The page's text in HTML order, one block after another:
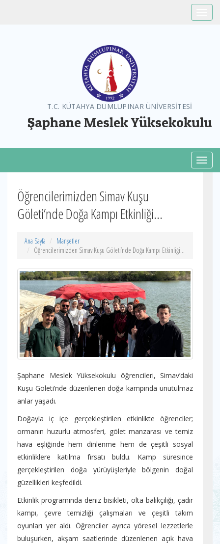
T.C. KÜTAHYA DUMLUPINAR ÜNİVERSİTESİ
Şaphane Meslek Yüksekokulu
Öğrencilerimizden Simav Kuşu
Göleti’nde Doğa Kampı Etkinliği...
Ana Sayfa
Manşetler
Öğrencilerimizden Simav Kuşu Göleti’nde Doğa Kampı Etkinliği...
Şaphane Meslek Yüksekokulu öğrencileri, Simav’daki
Kuşu Göleti’nde düzenlenen doğa kampında unutulmaz
anlar yaşadı.
Doğayla iç içe gerçekleştirilen etkinlikte öğrenciler;
ormanın huzurlu atmosferi, gölet manzarası ve temiz
hava eşliğinde hem dinlenme hem de çeşitli sosyal
etkinliklere katılma fırsatı buldu. Kamp süresince
gerçekleştirilen doğa yürüyüşleriyle bölgenin doğal
güzellikleri keşfedildi.
Etkinlik programında deniz bisikleti, olta balıkçılığı, çadır
kampı, çevre temizliği çalışmaları ve çeşitli takım
oyunları yer aldı. Öğrenciler ayrıca yöresel lezzetlerle
buluşurken, akşam saatlerinde düzenlenen açık hava